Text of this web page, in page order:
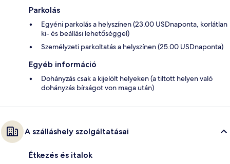
Parkolás
Egyéni parkolás a helyszínen (23.00 USDnaponta, korlátlan
ki- és beállási lehetőséggel)
Személyzeti parkoltatás a helyszínen (25.00 USDnaponta)
Egyéb információ
Dohányzás csak a kijelölt helyeken (a tiltott helyen való
dohányzás bírságot von maga után)
A szálláshely szolgáltatásai
Étkezés és italok